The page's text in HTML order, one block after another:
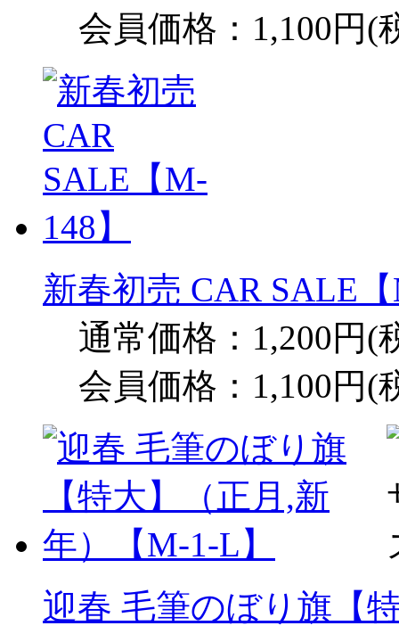
会員価格：1,100円(
新春初売 CAR SALE
通常価格：1,200円(
会員価格：1,100円(
迎春 毛筆のぼり旗【